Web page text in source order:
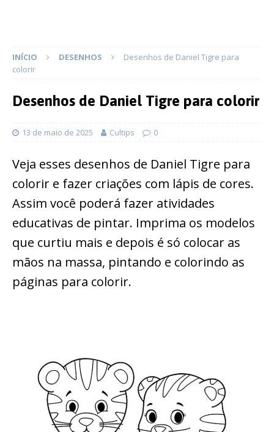
INÍCIO DESENHOS
Desenhos de Daniel Tigre para
colorir
Desenhos de Daniel Tigre para colorir
13 de maio de 2025 Cultips 0
Veja esses desenhos de Daniel Tigre para
colorir e fazer criações com lápis de cores.
Assim você poderá fazer atividades
educativas de pintar. Imprima os modelos
que curtiu mais e depois é só colocar as
mãos na massa, pintando e colorindo as
páginas para colorir.